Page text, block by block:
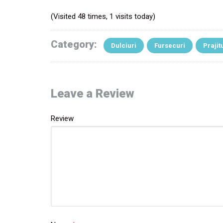
(Visited 48 times, 1 visits today)
Category: Dulciuri Fursecuri
Leave a Review
Review